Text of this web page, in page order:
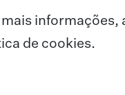
informações,
de cookies.